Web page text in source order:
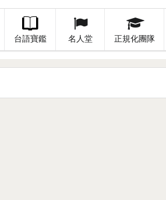
台語寶鑑 名人堂 正規化團隊